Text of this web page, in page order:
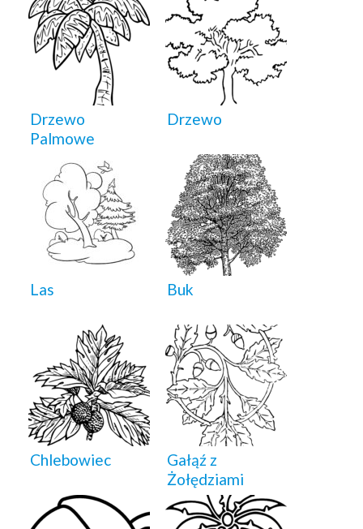
Drzewo
Palmowe
Drzewo
Las Buk
Chlebowiec
Gałąź z
Żołędziami